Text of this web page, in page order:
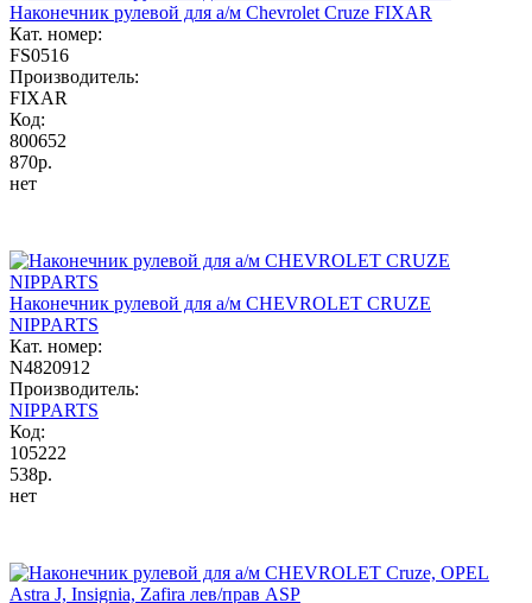
Наконечник рулевой для а/м Chevrolet Cruze FIXAR
Кат. номер:
FS0516
Производитель:
FIXAR
Код:
800652
870р.
нет
Наконечник рулевой для а/м CHEVROLET CRUZE
NIPPARTS
Кат. номер:
N4820912
Производитель:
NIPPARTS
Код:
105222
538р.
нет